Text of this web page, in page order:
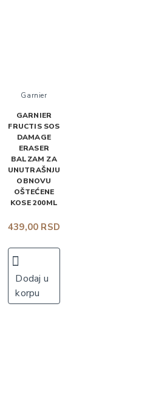
Garnier
GARNIER
FRUCTIS SOS
DAMAGE
ERASER
BALZAM ZA
UNUTRAŠNJU
OBNOVU
OŠTEĆENE
KOSE 200ML
439,00 RSD
Dodaj u
korpu